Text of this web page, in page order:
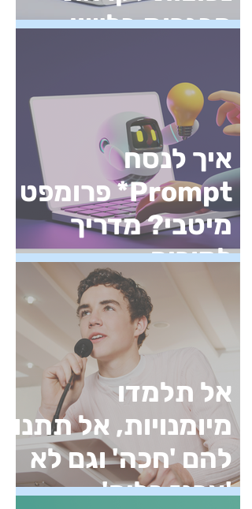
הבגרות בלשון
איך לנסח
Prompt* פרומפט
מיטבי? מדריך
למורים
אל תלמדו
מיומנויות, אל תתנו
להם 'חכה' וגם לא
'ארגז כלים'